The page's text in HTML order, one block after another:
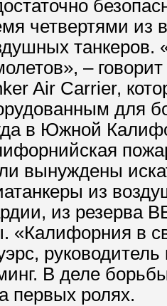
четвертями из
танкеров.
–
Air Carrier,
для
в Южной
вынуждены
из
из резерва
«Калифорния в
В деле
первых ролях.